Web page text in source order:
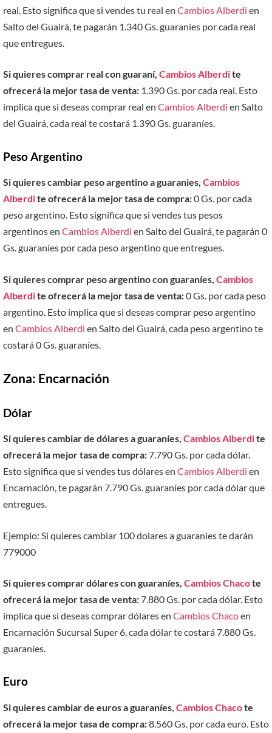
real. Esto significa que si vendes tu real en Cambios Alberdi en
Salto del Guairá, te pagarán 1.340 Gs. guaraníes por cada real
que entregues.
Si quieres comprar real con guaraní, Cambios Alberdite
ofrecerá la mejor tasa de venta: 1.390 Gs. por cada real. Esto
implica que si deseas comprar real en Cambios Alberdi en Salto
del Guairá, cada real te costará 1.390 Gs. guaraníes.
Peso Argentino
Si quieres cambiar peso argentino a guaranies, Cambios
Alberdite ofrecerá la mejor tasa de compra:0 Gs. por cada
peso argentino. Esto significa que si vendes tus pesos
argentinos en Cambios Alberdi en Salto del Guairá, te pagarán 0
Gs. guaraníes por cada peso argentino que entregues.
Si quieres comprar peso argentino con guaraníes, Cambios
Alberdite ofrecerá la mejor tasa de venta:0 Gs. por cada peso
argentino. Esto implica que si deseas comprar peso argentino
en Cambios Alberdi en Salto del Guairá, cada peso argentino te
costará 0 Gs. guaraníes.
Zona: Encarnación
Dólar
Si quieres cambiar de dólares a guaraníes, Cambios Alberdite
ofrecerá la mejor tasa de compra:7.790 Gs. por cada dólar.
Esto significa que si vendes tus dólares en Cambios Alberdi en
Encarnación, te pagarán 7.790 Gs. guaraníes por cada dólar que
entregues.
Ejemplo: Si quieres cambiar 100 dolares a guaranies te darán
779000
Si quieres comprar dólares con guaraníes, Cambios Chacote
ofrecerá la mejor tasa de venta:7.880 Gs. por cada dólar. Esto
implica que si deseas comprar dólares en Cambios Chacoen
Encarnación Sucursal Super 6, cada dólar te costará 7.880 Gs.
guaraníes.
Euro
Si quieres cambiar de euros a guaraníes, Cambios Chacote
ofrecerá la mejor tasa de compra:8.560 Gs. por cada euro. Esto